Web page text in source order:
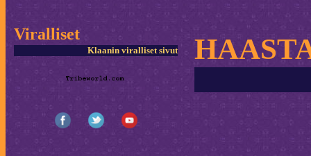
Viralliset
Klaanin viralliset sivut